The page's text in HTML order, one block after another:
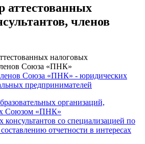
аттестованных
членов
налоговых
Союза «ПНК»
Союза «ПНК» - юридических
предпринимателей
организаций,
Союзом «ПНК»
консультантов со специализацией по
отчетности в интересах